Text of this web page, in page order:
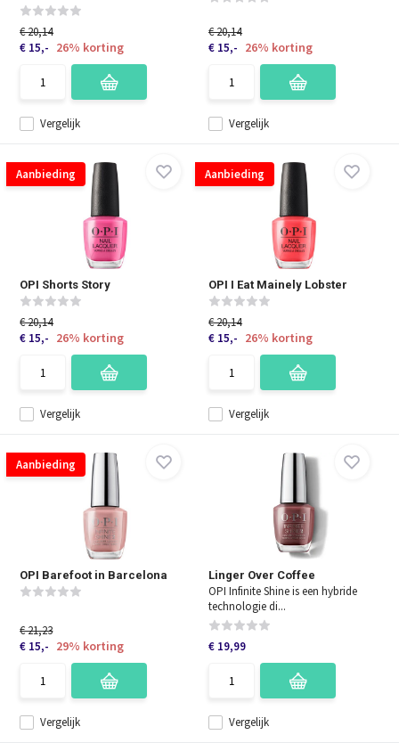
Vergelijk
€ 20,14
€ 15,- 26% korting
Vergelijk
€ 20,14
€ 15,- 26% korting
Aanbieding
OPI Shorts Story
Vergelijk
€ 20,14
€ 15,- 26% korting
Aanbieding
OPI I Eat Mainely Lobster
Vergelijk
€ 20,14
€ 15,- 26% korting
Aanbieding
OPI Barefoot in Barcelona
Vergelijk
€ 21,23
€ 15,- 29% korting
Linger Over Coffee
OPI Infinite Shine is een hybride
technologie di...
Vergelijk
€ 19,99